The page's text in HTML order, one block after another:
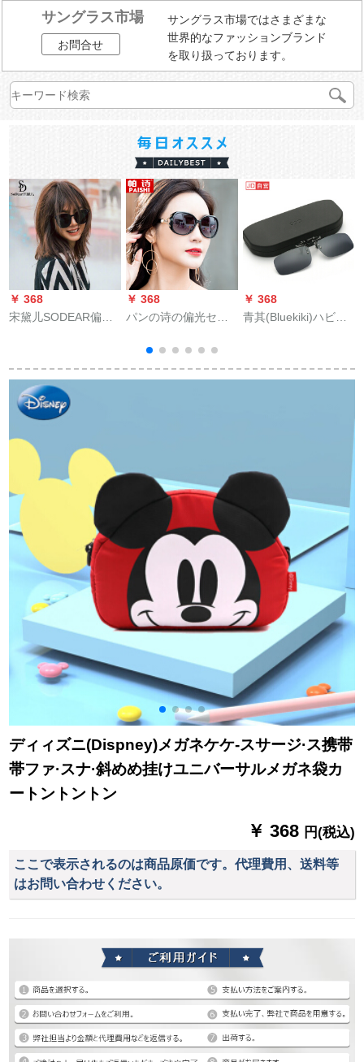
サングラス市場
お問合せ
サングラス市場ではさまざまな
世界的なファッションブランド
を取り扱っております。
￥ 368
宋黛儿SODEAR偏光
ス复古猫眼セイン版
潮街拍ins円颜运転手
男女メガネ黒フュー
￥ 368
パンの诗の偏光セザ
眼镜の気前が良顔ネ
の赤い丸の顔の7616
￥ 368
青其(Bluekiki)ハビ
転ミラックス男女通
ディィズニ(Dispney)メガネケケ-スサージ·ス携带
帯ファ·スナ·斜めめ挂けユニバーサルメガネ袋カ
ートントントン
￥ 368 円(税込)
ここで表示されるのは商品原価です。代理費用、送料等
はお問い合わせください。